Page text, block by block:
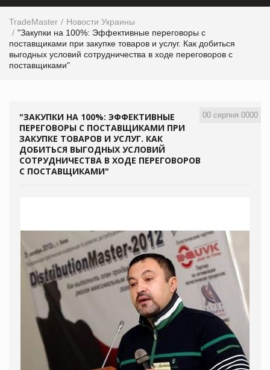
TradeMaster
Новости Украины
"Закупки на 100%: Эффективные переговоры с
поставщиками при закупке товаров и услуг. Как добиться
выгодных условий сотрудничества в ходе переговоров с
поставщиками"
00 серпня 0000
"ЗАКУПКИ НА 100%: ЭФФЕКТИВНЫЕ
ПЕРЕГОВОРЫ С ПОСТАВЩИКАМИ ПРИ
ЗАКУПКЕ ТОВАРОВ И УСЛУГ. КАК
ДОБИТЬСЯ ВЫГОДНЫХ УСЛОВИЙ
СОТРУДНИЧЕСТВА В ХОДЕ ПЕРЕГОВОРОВ
С ПОСТАВЩИКАМИ"